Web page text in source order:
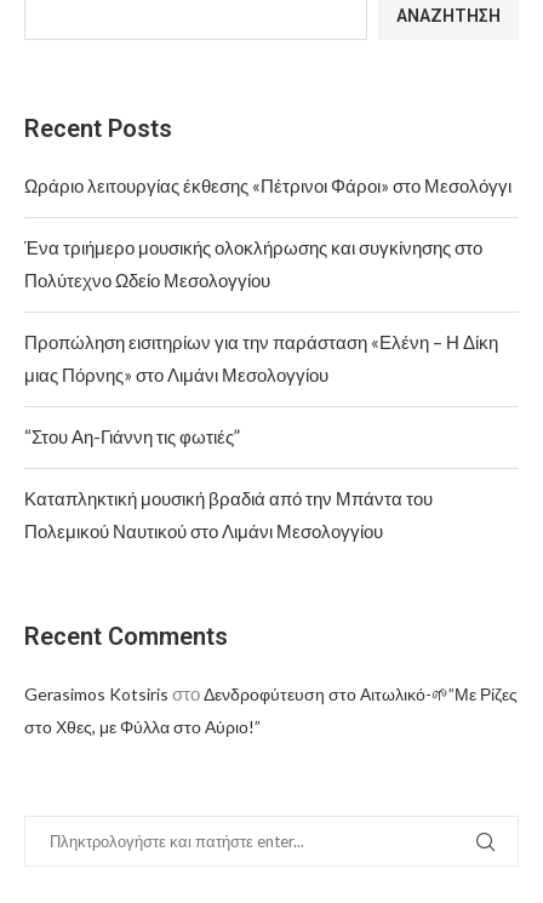
ΑΝΑΖΉΤΗΣΗ
Recent Posts
Ωράριο λειτουργίας έκθεσης «Πέτρινοι Φάροι» στο Μεσολόγγι
Ένα τριήμερο μουσικής ολοκλήρωσης και συγκίνησης στο
Πολύτεχνο Ωδείο Μεσολογγίου
Προπώληση εισιτηρίων για την παράσταση «Ελένη – Η Δίκη
μιας Πόρνης» στο Λιμάνι Μεσολογγίου
“Στου Αη-Γιάννη τις φωτιές”
Καταπληκτική μουσική βραδιά από την Μπάντα του
Πολεμικού Ναυτικού στο Λιμάνι Μεσολογγίου
Recent Comments
Gerasimos Kotsiris στοΔενδροφύτευση στο Αιτωλικό-🌱”Με Ρίζες
στο Χθες, με Φύλλα στο Αύριο!”